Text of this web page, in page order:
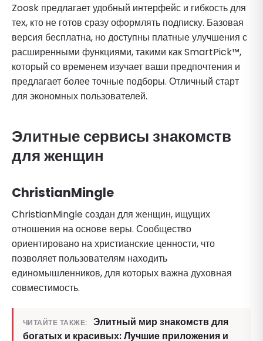
Zoosk предлагает удобный интерфейс и гибкость для
тех, кто не готов сразу оформлять подписку. Базовая
версия бесплатна, но доступны платные улучшения с
расширенными функциями, такими как SmartPick™,
который со временем изучает ваши предпочтения и
предлагает более точные подборы. Отличный старт
для экономных пользователей.
Элитные сервисы знакомств
для женщин
ChristianMingle
ChristianMingle создан для женщин, ищущих
отношения на основе веры. Сообщество
ориентировано на христианские ценности, что
позволяет пользователям находить
единомышленников, для которых важна духовная
совместимость.
ЧИТАЙТЕ ТАКЖЕ:
Элитный мир знакомств для
богатых и красивых: Лучшие приложения и